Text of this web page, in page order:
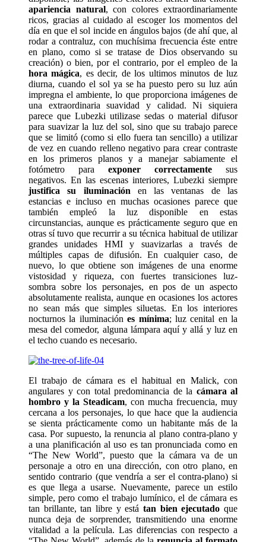
apariencia natural, con colores extraordinariamente
ricos, gracias al cuidado al escoger los momentos del
día en que el sol incide en ángulos bajos (de ahí que, al
rodar a contraluz, con muchísima frecuencia éste entre
en plano, como si se tratase de Dios observando su
creación) o bien, por el contrario, por el empleo de la
hora mágica, es decir, de los ultimos minutos de luz
diurna, cuando el sol ya se ha puesto pero su luz aún
impregna el ambiente, lo que proporciona imágenes de
una extraordinaria suavidad y calidad. Ni siquiera
parece que Lubezki utilizase sedas o material difusor
para suavizar la luz del sol, sino que su trabajo parece
que se limitó (como si ello fuera tan sencillo) a utilizar
de vez en cuando relleno negativo para crear contraste
en los primeros planos y a manejar sabiamente el
fotómetro para exponer correctamente sus
negativos. En las escenas interiores, Lubezki siempre
justifica su iluminación en las ventanas de las
estancias e incluso en muchas ocasiones parece que
también empleó la luz disponible en estas
circunstancias, aunque es prácticamente seguro que en
otras sí tuvo que recurrir a su técnica habitual de utilizar
grandes unidades HMI y suavizarlas a través de
múltiples capas de difusión. En cualquier caso, de
nuevo, lo que obtiene son imágenes de una enorme
vistosidad y riqueza, con fuertes transiciones luz-
sombra sobre los personajes, en pos de un aspecto
absolutamente realista, aunque en ocasiones los actores
no sean más que simples siluetas. En los interiores
nocturnos la iluminaciónes mínima; luz cenital en la
mesa del comedor, alguna lámpara aquí y allá y luz en
el techo cuando es necesario.
El trabajo de cámara es el habitual en Malick, con
angulares y con total predominancia de la cámara al
hombro y la Steadicam, con mucha frecuencia, muy
cercana a los personajes, lo que hace que la audiencia
se sienta prácticamente como un habitante más de la
casa. Por supuesto, la renuncia al plano contra-plano y
a una planificación al uso es tan pronunciada como en
“The New World”, puesto que la cámara va de un
personaje a otro en una dirección, con otro plano, en
sentido contrario (que vendría a ser el contra-plano) si
es que llega a usarse. Nuevamente, parece un estilo
simple, pero como el trabajo lumínico, el de cámara es
tan brillante, tan libre y está tan bien ejecutado que
nunca deja de sorprender, transmitiendo una enorme
vitalidad a la película. Las diferencias con respecto a